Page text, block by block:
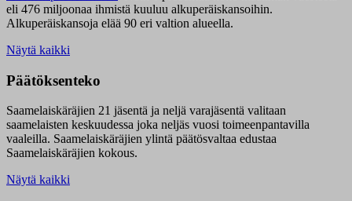
eli 476 miljoonaa ihmistä kuuluu alkuperäiskansoihin.
Alkuperäiskansoja elää 90 eri valtion alueella.
Näytä kaikki
Päätöksenteko
Saamelaiskäräjien 21 jäsentä ja neljä varajäsentä valitaan
saamelaisten keskuudessa joka neljäs vuosi toimeenpantavilla
vaaleilla. Saamelaiskäräjien ylintä päätösvaltaa edustaa
Saamelaiskäräjien kokous.
Näytä kaikki